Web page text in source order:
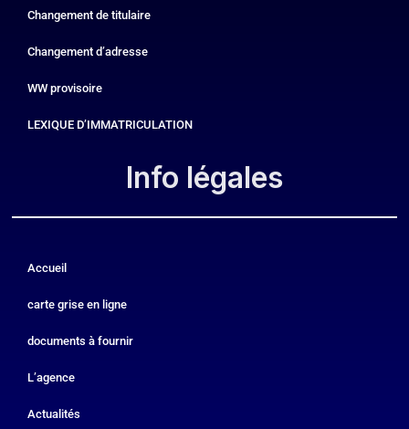
Changement de titulaire
Changement d’adresse
WW provisoire
LEXIQUE D’IMMATRICULATION
Info légales​
Accueil
carte grise en ligne
documents à fournir
L’agence
Actualités